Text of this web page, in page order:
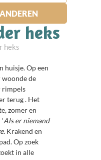
heks
heks
huisje. Op een
woonde de
rimpels
terug . Het
zomer en
Als er niemand
Krakend en
Op zoek
in alle